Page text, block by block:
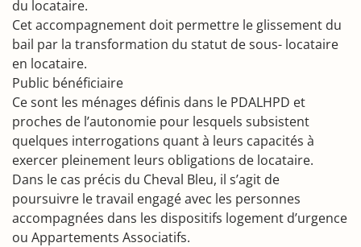
du locataire.
Cet accompagnement doit permettre le glissement du
bail par la transformation du statut de sous- locataire
en locataire.
Public bénéficiaire
Ce sont les ménages définis dans le PDALHPD et
proches de l’autonomie pour lesquels subsistent
quelques interrogations quant à leurs capacités à
exercer pleinement leurs obligations de locataire.
Dans le cas précis du Cheval Bleu, il s’agit de
poursuivre le travail engagé avec les personnes
accompagnées dans les dispositifs logement d’urgence
ou Appartements Associatifs.